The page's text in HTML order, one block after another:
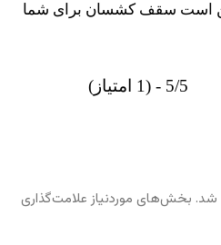
است سقف کشسان برای شما
5/5 - (1 امتیاز)
شد. بخش‌های موردنیاز علامت‌گذاری